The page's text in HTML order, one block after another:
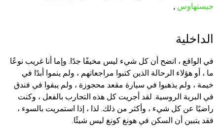
جيستهاوس ,
الداخلية
في الواقع ، اتضح أن كل شيء ليس مخيفًا جدًا. وإما أنا غريب نوعًا
ما ، أو هؤلاء الرحالة الذين كتبوا مراجعاتهم ، ولم ينموا أبدًا في
خيمة ، ولم يذهبوا في سيارة مقعد محجوزة ، ولم يبقوا في فندق
في البرية الروسية. لقد أجريت كل هذه التجارب بالفعل ، وكنت
راضيًا عن كل شيء ، وأكثر من ذلك. لذا ، إذا استمريت بالسوء ،
فقد يتبين أن السكن في هونغ كونغ ليس شيئًا.